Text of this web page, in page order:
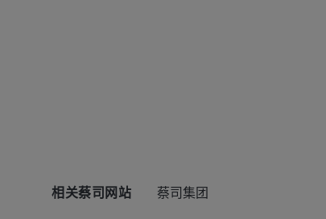
相关蔡司网站 蔡司集团